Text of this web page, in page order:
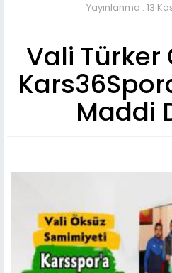
Yayınlanma : 13
Vali Türker
Maddi